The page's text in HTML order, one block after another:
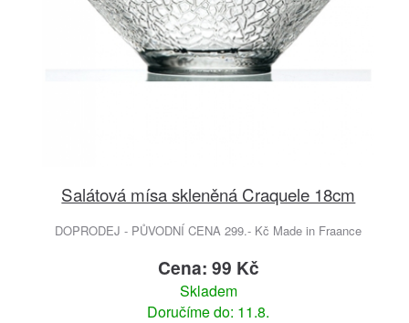
Salátová mísa skleněná Craquele 18cm
DOPRODEJ - PŮVODNÍ CENA 299.- Kč Made in Fraance
Cena: 99 Kč
Skladem
Doručíme do: 11.8.